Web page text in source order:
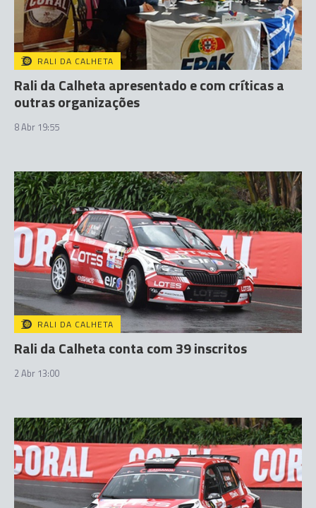
RALI DA CALHETA
Rali da Calheta apresentado e com críticas a
outras organizações
8 Abr 19:55
RALI DA CALHETA
Rali da Calheta conta com 39 inscritos
2 Abr 13:00